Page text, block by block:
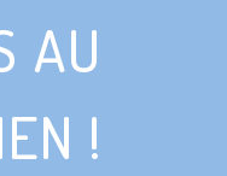
AU
!